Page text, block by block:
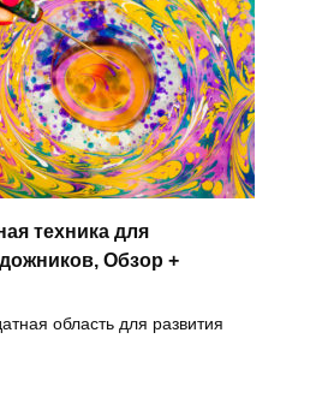
техника для
Обзор +
область для развития